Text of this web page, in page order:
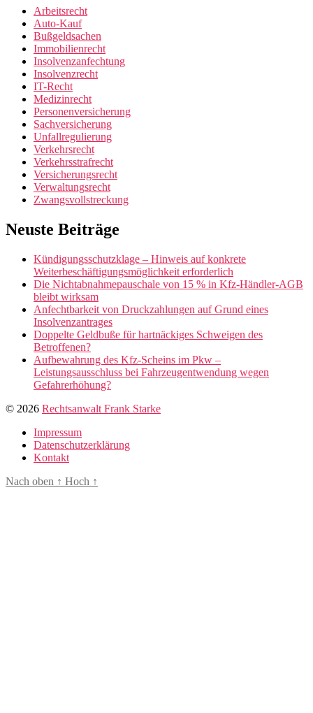
Arbeitsrecht
Auto-Kauf
Bußgeldsachen
Immobilienrecht
Insolvenzanfechtung
Insolvenzrecht
IT-Recht
Medizinrecht
Personenversicherung
Sachversicherung
Unfallregulierung
Verkehrsrecht
Verkehrsstrafrecht
Versicherungsrecht
Verwaltungsrecht
Zwangsvollstreckung
Neuste Beiträge
Kündigungsschutzklage – Hinweis auf konkrete
Weiterbeschäftigungsmöglichkeit erforderlich
Die Nichtabnahmepauschale von 15 % in Kfz-Händler-AGB
bleibt wirksam
Anfechtbarkeit von Druckzahlungen auf Grund eines
Insolvenzantrages
Doppelte Geldbuße für hartnäckiges Schweigen des
Betroffenen?
Aufbewahrung des Kfz-Scheins im Pkw –
Leistungsausschluss bei Fahrzeugentwendung wegen
Gefahrerhöhung?
© 2026 Rechtsanwalt Frank Starke
Impressum
Datenschutzerklärung
Kontakt
Nach oben ↑ Hoch ↑